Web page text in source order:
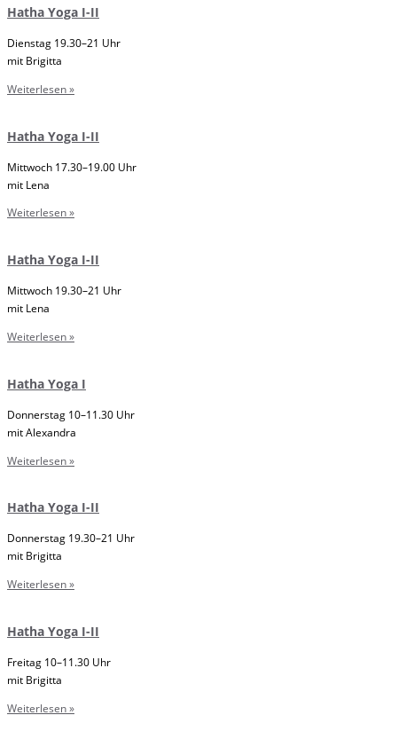
Hatha Yoga I-II
Dienstag 19.30–21 Uhr
mit Brigitta
Weiterlesen »
Hatha Yoga I-II
Mittwoch 17.30–19.00 Uhr
mit Lena
Weiterlesen »
Hatha Yoga I-II
Mittwoch 19.30–21 Uhr
mit Lena
Weiterlesen »
Hatha Yoga I
Donnerstag 10–11.30 Uhr
mit Alexandra
Weiterlesen »
Hatha Yoga I-II
Donnerstag 19.30–21 Uhr
mit Brigitta
Weiterlesen »
Hatha Yoga I-II
Freitag 10–11.30 Uhr
mit Brigitta
Weiterlesen »